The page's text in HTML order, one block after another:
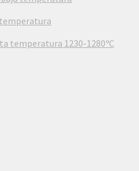
temperatura 1230-1280ºC